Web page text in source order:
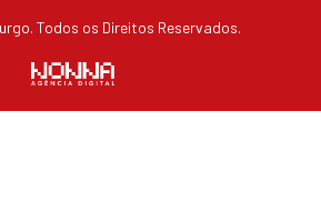
Todos os Direitos Reservados.